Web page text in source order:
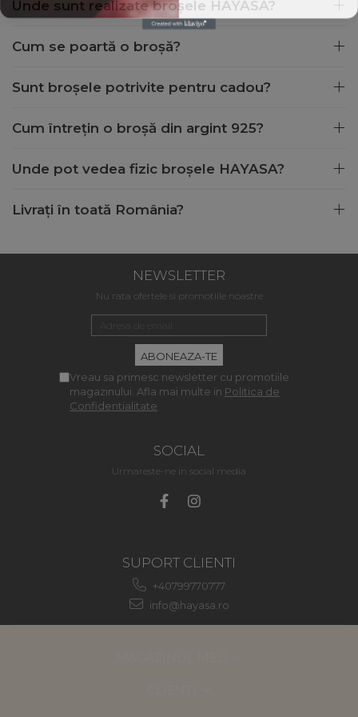
Unde sunt realizate broșele HAYASA?
Cum se poartă o broșă?
Sunt broșele potrivite pentru cadou?
Cum întrețin o broșă din argint 925?
Unde pot vedea fizic broșele HAYASA?
Livrați în toată România?
NEWSLETTER
Nu rata ofertele si promotiile noastre
Vreau sa primesc newsletter cu promotiile
magazinului. Afla mai multe in Politica de
Confidentialitate
SOCIAL
Urmareste-ne in social media
SUPORT CLIENTI
+40799770777
info@hayasa.ro